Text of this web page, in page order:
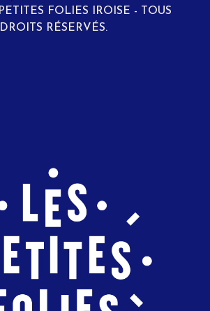
FOLIES IROISE - TOUS
DROITS RÉSERVÉS.